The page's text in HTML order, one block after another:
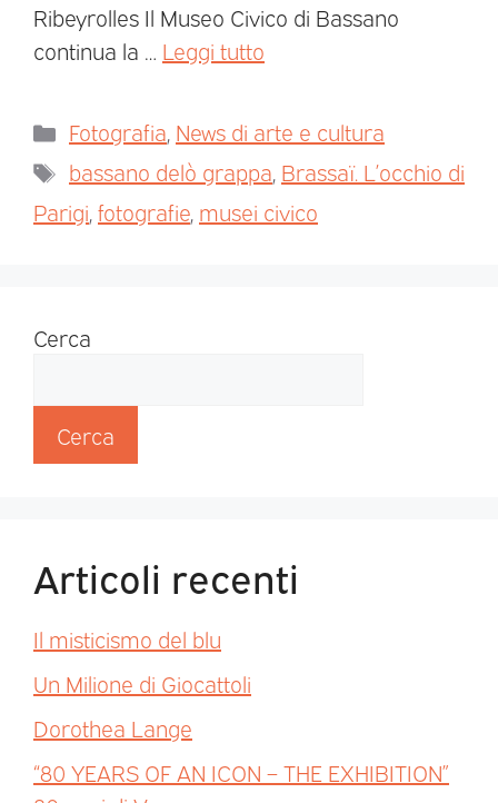
Ribeyrolles Il Museo Civico di Bassano
continua la … Leggi tutto
Fotografia, News di arte e cultura
bassano delò grappa, Brassaï. L’occhio di
Parigi,fotografie, musei civico
Cerca
Cerca
Articoli recenti
Il misticismo del blu
Un Milione di Giocattoli
Dorothea Lange
“80 YEARS OF AN ICON – THE EXHIBITION”